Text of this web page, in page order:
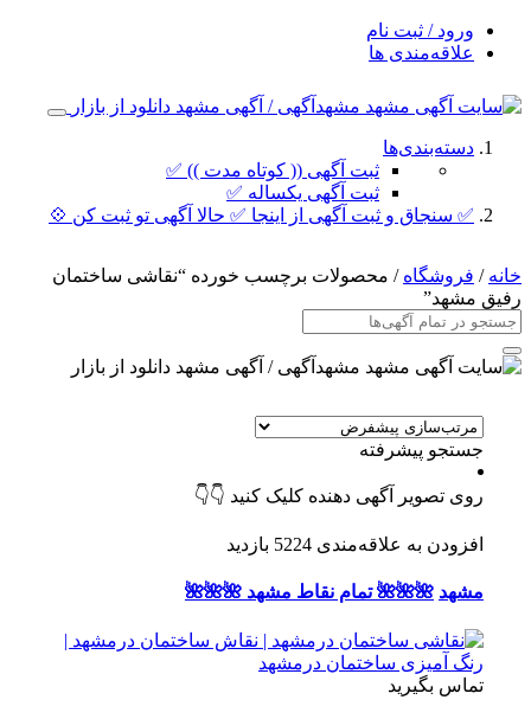
ورود / ثبت نام
علاقه‌مندی ها
دسته‌بندی‌ها
ثبت آگهی (( کوتاه مدت )) ✅
ثبت آگهی یکساله ✅
✅ سنجاق و ثبت آگهی از اینجا ✅ حالا آگهی تو ثبت کن 💠
خانه / فروشگاه / محصولات برچسب خورده “نقاشی ساختمان
رفیق مشهد”
جستجو پیشرفته
روی تصویر آگهی دهنده کلیک کنید 👇👇
افزودن به علاقه‌مندی 5224 بازدید
مشهد 🌺🌺🌺 تمام نقاط مشهد 🌺🌺🌺
تماس بگیرید